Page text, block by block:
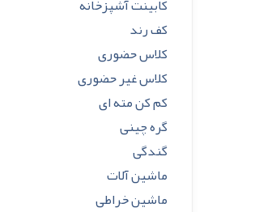
کابینت آشپزخانه
کف رند
کلاس حضوری
کلاس غیر حضوری
کم کن مته ای
گره چینی
گندگی
ماشین آلات
ماشین خراطی